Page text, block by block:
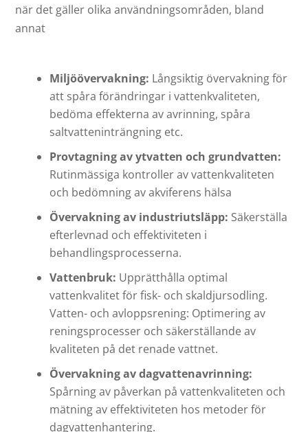
när det gäller olika användningsområden, bland
annat
Miljöövervakning: Långsiktig övervakning för
att spåra förändringar i vattenkvaliteten,
bedöma effekterna av avrinning, spåra
saltvatteninträngning etc.
Provtagning av ytvatten och grundvatten:
Rutinmässiga kontroller av vattenkvaliteten
och bedömning av akviferens hälsa
Övervakning av industriutsläpp: Säkerställa
efterlevnad och effektiviteten i
behandlingsprocesserna.
Vattenbruk: Upprätthålla optimal
vattenkvalitet för fisk- och skaldjursodling.
Vatten- och avloppsrening: Optimering av
reningsprocesser och säkerställande av
kvaliteten på det renade vattnet.
Övervakning av dagvattenavrinning:
Spårning av påverkan på vattenkvaliteten och
mätning av effektiviteten hos metoder för
dagvattenhantering.